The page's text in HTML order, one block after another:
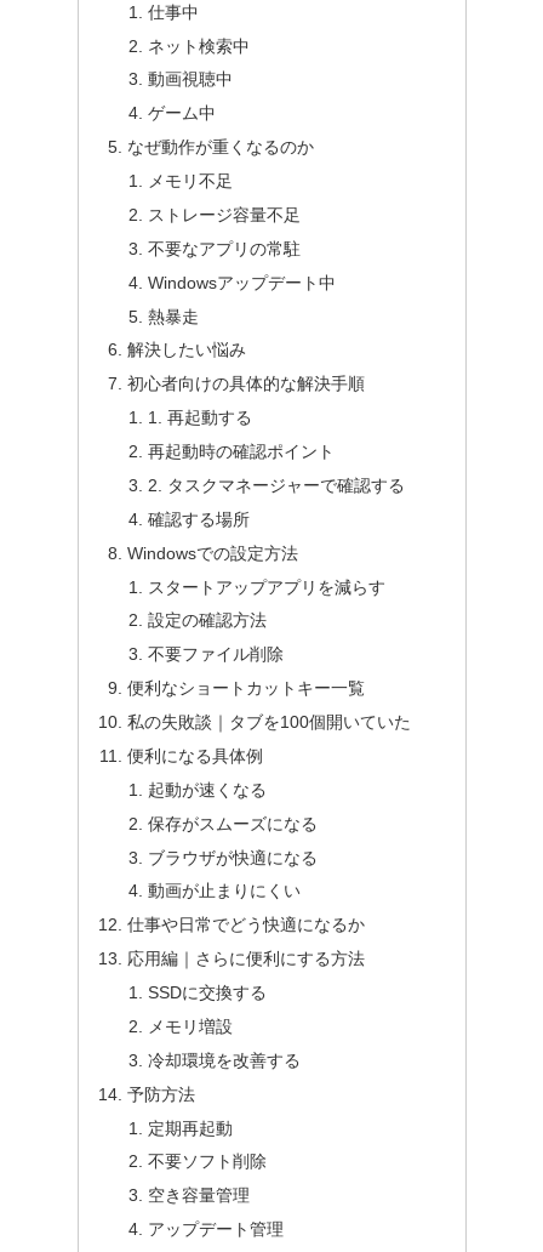
仕事中
ネット検索中
動画視聴中
ゲーム中
なぜ動作が重くなるのか
メモリ不足
ストレージ容量不足
不要なアプリの常駐
Windowsアップデート中
熱暴走
解決したい悩み
初心者向けの具体的な解決手順
1. 再起動する
再起動時の確認ポイント
2. タスクマネージャーで確認する
確認する場所
Windowsでの設定方法
スタートアップアプリを減らす
設定の確認方法
不要ファイル削除
便利なショートカットキー一覧
私の失敗談｜タブを100個開いていた
便利になる具体例
起動が速くなる
保存がスムーズになる
ブラウザが快適になる
動画が止まりにくい
仕事や日常でどう快適になるか
応用編｜さらに便利にする方法
SSDに交換する
メモリ増設
冷却環境を改善する
予防方法
定期再起動
不要ソフト削除
空き容量管理
アップデート管理